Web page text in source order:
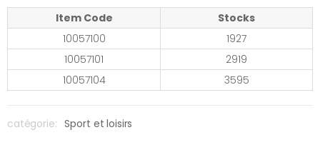
Item Code
Stocks
10057100
1927
10057101
2919
10057104
3595
catégorie: Sport et loisirs